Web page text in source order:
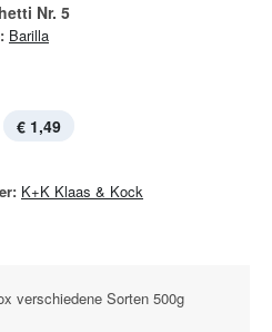
Nr. 5
Barilla
€ 1,49
K+K Klaas & Kock
verschiedene Sorten 500g